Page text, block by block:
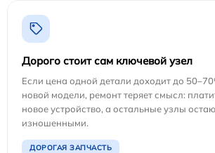
Дорого стоит сам ключевой узел
Если цена одной детали доходит до
новой модели, ремонт теряет смысл:
новое устройство, а остальные узлы
изношенными.
ДОРОГАЯ ЗАПЧАСТЬ